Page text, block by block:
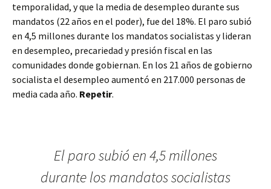
temporalidad, y que la media de desempleo durante sus
mandatos (22 años en el poder), fue del 18%. El paro subió
en 4,5 millones durante los mandatos socialistas y lideran
en desempleo, precariedad y presión fiscal en las
comunidades donde gobiernan. En los 21 años de gobierno
socialista el desempleo aumentó en 217.000 personas de
media cada año. Repetir.
El paro subió en 4,5 millones
durante los mandatos socialistas